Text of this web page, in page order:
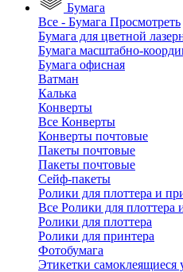
Бумага
Все - Бумага Просмотреть
Бумага для цветной
Бумага масштабно-
Бумага офисная
Ватман
Калька
Конверты
Все Конверты
Конверты почтовые
Пакеты почтовые
Пакеты почтовые
Сейф-пакеты
Ролики для плоттера и
Все Ролики для плоттера
Ролики для плоттера
Ролики для принтера
Фотобумага
Этикетки самоклеящиеся